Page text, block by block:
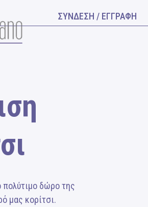
ΣΥΝΔΕΣΗ / ΕΓΓΡΑΦΗ
πολύτιμο δώρο της
μας κορίτσι.